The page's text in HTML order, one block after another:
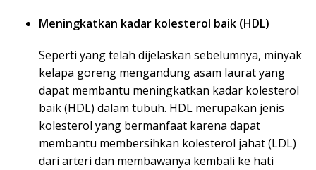
Meningkatkan kadar kolesterol baik (HDL)
Seperti yang telah dijelaskan sebelumnya, minyak
kelapa goreng mengandung asam laurat yang
dapat membantu meningkatkan kadar kolesterol
baik (HDL) dalam tubuh. HDL merupakan jenis
kolesterol yang bermanfaat karena dapat
membantu membersihkan kolesterol jahat (LDL)
dari arteri dan membawanya kembali ke hati